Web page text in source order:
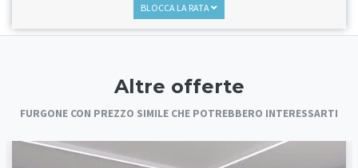
BLOCCA LA RATA
Altre offerte
FURGONE CON PREZZO SIMILE CHE POTREBBERO INTERESSARTI